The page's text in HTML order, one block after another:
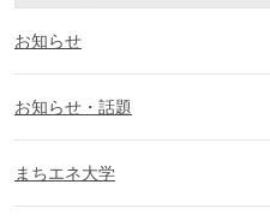
お知らせ
お知らせ・話題
まちエネ大学